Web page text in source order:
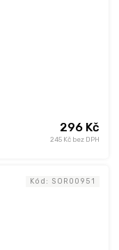
245 Kč bez DPH
296 Kč
Kód: SOR00951